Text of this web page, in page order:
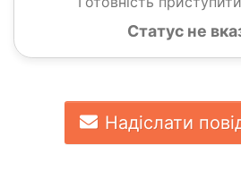
Статус не
Надіслати